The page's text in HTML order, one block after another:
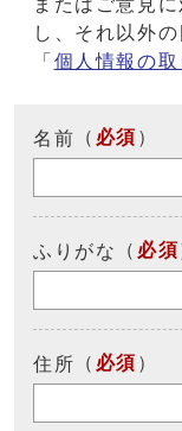
またはご意見
し、それ以外
「 個人情報の取
名前 （ 必須 ）
ふりがな （ 必須
住所 （ 必須 ）